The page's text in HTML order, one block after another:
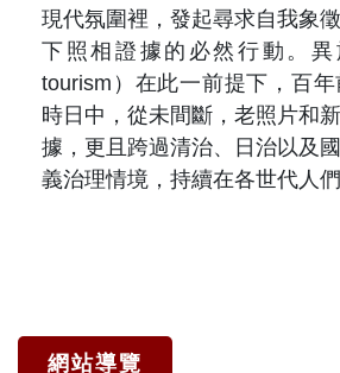
現代氛圍裡，發起尋求自我象
下照相證據的必然行動。異
tourism）在此一前提下，百
時日中，從未間斷，老照片和
據，更且跨過清治、日治以及
義治理情境，持續在各世代人們
網站導覽